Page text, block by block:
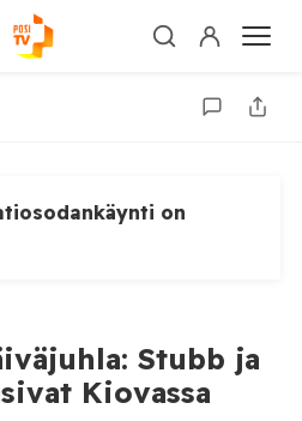
on
Stubb ja
Kiovassa